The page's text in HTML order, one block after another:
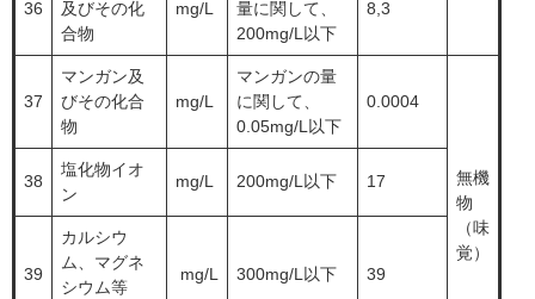
36
及びその化
合物
mg/L
量に関して、
200mg/L以下
8,3
37
マンガン及
びその化合
物
mg/L
マンガンの量
に関して、
0.05mg/L以下
0.0004
無機
物
（味
覚）
38
塩化物イオ
ン
mg/L 200mg/L以下 17
39
カルシウ
ム、マグネ
シウム等
mg/L 300mg/L以下 39